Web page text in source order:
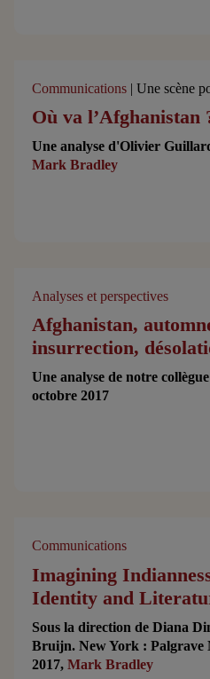
Communications | Une scène
Où va l’Afghanistan
Une analyse d'Olivier
Mark Bradley
Analyses et perspectives
Afghanistan,
insurrection,
Une analyse de notre
octobre 2017
Communications
Imagining
Identity and
Sous la direction de Diana
Bruijn. New York : Palgrave
2017,Mark Bradley